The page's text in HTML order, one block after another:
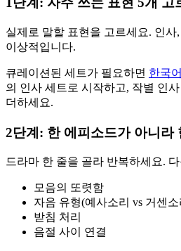
실제로 말할 표현을 고르세요. 인사
이상적입니다.
큐레이션된 세트가 필요하면 한국
의 인사 세트로 시작하고, 작별 인
더하세요.
2단계: 한 에피소드가 아니라
드라마 한 줄을 골라 반복하세요.
모음의 또렷함
자음 유형(예사소리 vs 거센
받침 처리
음절 사이 연결